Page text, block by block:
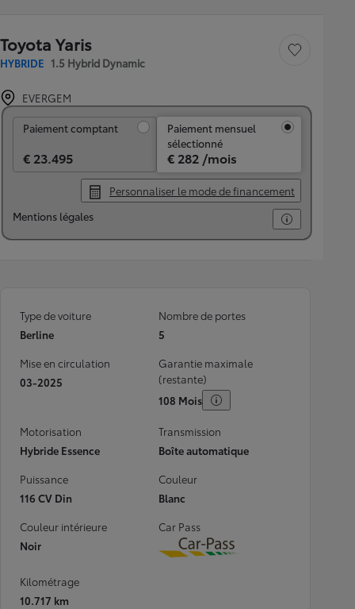
Toyota Yaris
HYBRIDE 1.5 Hybrid Dynamic
Sauvegarder le
EVERGEM
Paiement comptant
€ 23.495
Paiement mensuel
sélectionné
€ 282 /mois
Personnaliser le mode de financement
Mentions légales
Type de voiture
Berline
Nombre de portes
5
Mise en circulation
03-2025
Garantie maximale
(restante)
108 Mois
Motorisation
Hybride Essence
Transmission
Boîte automatique
Puissance
116 CV Din
Couleur
Blanc
Couleur intérieure
Noir
Car Pass
Download
Kilométrage
10.717 km